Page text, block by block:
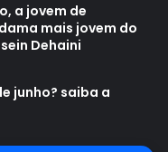
a jovem de
mais jovem do
Dehaini
junho? saiba a